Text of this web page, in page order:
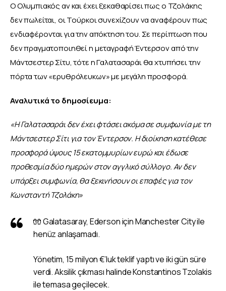
Ο Ολυμπιακός αν και έχει ξεκαθαρίσει πως ο Τζολάκης
δεν πωλείται, οι Τούρκοι συνεχίζουν να αναφέρουν πως
ενδιαφέρονται για την απόκτηση του. Σε περίπτωση που
δεν πραγματοποιηθεί η μεταγραφή Έντερσον από την
Μάντσεστερ Σίτυ, τότε η Γαλατασαράι θα χτυπήσει την
πόρτα των «ερυθρόλευκων» με μεγάλη προσφορά.
Αναλυτικά το δημοσίευμα:
«Η Γαλατασαράι δεν έχει φτάσει ακόμα σε συμφωνία με τη
Μάντσεστερ Σίτι για τον Έντερσον. Η διοίκηση κατέθεσε
προσφορά ύψους 15 εκατομμυρίων ευρώ και έδωσε
προθεσμία δύο ημερών στον αγγλικό σύλλογο. Αν δεν
υπάρξει συμφωνία, θα ξεκινήσουν οι επαφές για τον
Κωνσταντή Τζολάκη»
🧤 Galatasaray, Ederson için Manchester City ile
henüz anlaşamadı.
Yönetim, 15 milyon €’luk teklif yaptı ve iki gün süre
verdi. Aksilik çıkması halinde Konstantinos Tzolakis
ile temasa geçilecek.